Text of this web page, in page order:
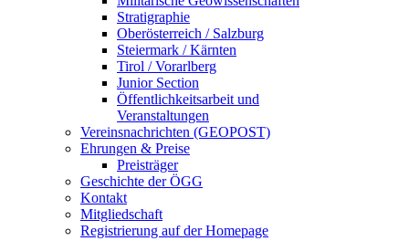
Stratigraphie
Oberösterreich / Salzburg
Steiermark / Kärnten
Tirol / Vorarlberg
Junior Section
Öffentlichkeitsarbeit und
Veranstaltungen
Vereinsnachrichten (GEOPOST)
Ehrungen & Preise
Preisträger
Geschichte der ÖGG
Kontakt
Mitgliedschaft
Registrierung auf der Homepage